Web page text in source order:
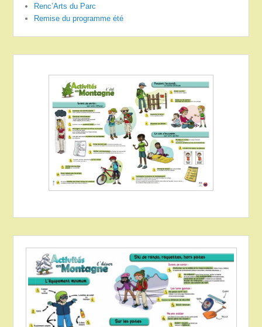
Renc’Arts du Parc
Remise du programme été